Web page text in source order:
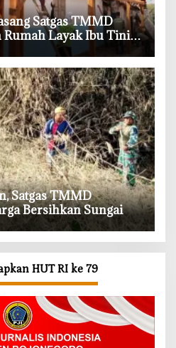
Satgas TMMD
Layak Ibu Tini
Satgas TMMD
Bersihkan Sungai
HUT RI ke 79